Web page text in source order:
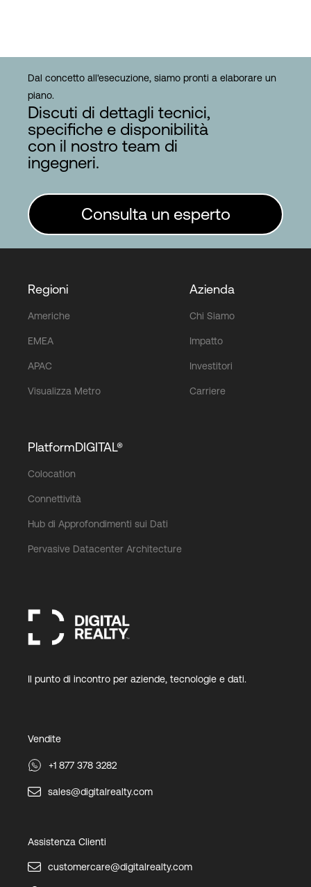
Dal concetto all'esecuzione, siamo pronti a elaborare un
piano.
Discuti di dettagli tecnici,
specifiche e disponibilità
con il nostro team di
ingegneri.
Consulta un esperto
Regioni
Americhe
EMEA
APAC
Visualizza Metro
Azienda
Chi Siamo
Impatto
Investitori
Carriere
PlatformDIGITAL®
Colocation
Connettività
Hub di Approfondimenti sui Dati
Pervasive Datacenter Architecture
Il punto di incontro per aziende, tecnologie e dati.
Vendite
+1 877 378 3282
sales@digitalrealty.com
Assistenza Clienti
customercare@digitalrealty.com